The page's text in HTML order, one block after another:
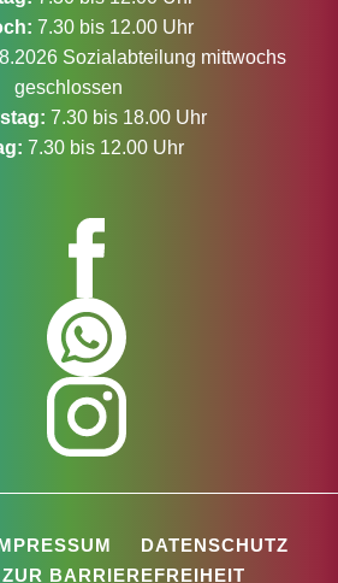
7.30 bis 12.00 Uhr
Sozialabteilung mittwochs
geschlossen
7.30 bis 18.00 Uhr
7.30 bis 12.00 Uhr
DATENSCHUTZ
BARRIEREFREIHEIT